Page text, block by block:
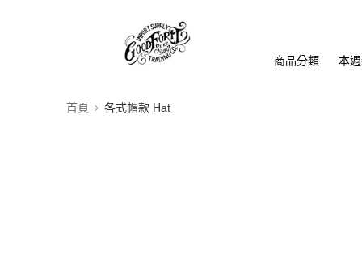
商品分類 本
首頁 各式帽款 Hat